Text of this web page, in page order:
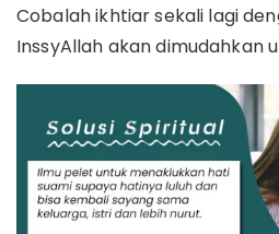
Cobalah ikhtiar sekali lagi
InssyAllah akan dimudahkan